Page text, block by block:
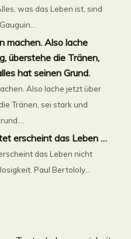
was das Leben ist, sind
machen. Also lache
überstehe die Tränen,
hat seinen Grund.
Also lache jetzt über
Tränen, sei stark und
erscheint das Leben …
das Leben nicht
Paul Bertololy...